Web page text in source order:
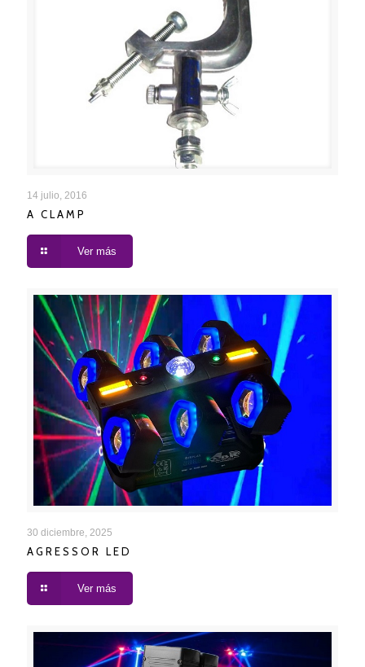
14 julio, 2016
A CLAMP
Ver más
30 diciembre, 2025
AGRESSOR LED
Ver más